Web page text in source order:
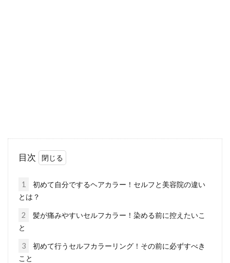
前髪だけで印象が変わる！前髪をセ
目次
1
初めて自分でするヘアカラー！セルフと美容院の違い
とは？
2
髪が痛みやすいセルフカラー！染める前に控えたいこ
と
3
初めて行うセルフカラーリング！その前に必ずすべき
こと